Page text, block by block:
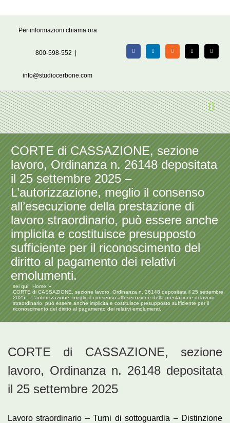
Per informazioni chiama ora
800-598-552
info@studiocerbone.com
FacebookLinkedIn Rss X Email
CORTE di CASSAZIONE, sezione
lavoro, Ordinanza n. 26148 depositata
il 25 settembre 2025 –
L’autorizzazione, meglio il consenso
all’esecuzione della prestazione di
lavoro straordinario, può essere anche
implicita e costituisce presupposto
sufficiente per il riconoscimento del
diritto al pagamento dei relativi
emolumenti.
sei qui: Home
CORTE di CASSAZIONE, sezione lavoro, Ordinanza n. 26148 depositata il 25 settembre
2025 – L’autorizzazione, meglio il consenso all’esecuzione della prestazione di lavoro
straordinario, può essere anche implicita e costituisce presupposto sufficiente per il
riconoscimento del diritto al pagamento dei relativi emolumenti.
CORTE di CASSAZIONE, sezione
lavoro, Ordinanza n. 26148 depositata
il 25 settembre 2025
Lavoro straordinario – Turni di sottoguardia – Distinzione